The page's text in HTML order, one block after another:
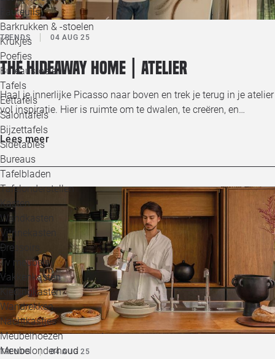
Fauteuils
Barkrukken & -stoelen
Krukjes
Poefjes
Bureaustoelen
Tafels
Eettafels
Salontafels
Bijzettafels
Sidetables
Bureaus
Tafelbladen
Tafelonderstellen
Kasten
Wandkasten
Vitrinekasten
Dressoirs
Tv meubels
Vakkenkasten
Kledingkasten
Wandrekken
Nachtkastjes
Meubelhoezen
Meubelonderhoud
TRENDS 04 AUG 25
The Hideaway home | Atelier
Haal je innerlijke Picasso naar boven en trek je terug in je atelier
vol inspiratie. Hier is ruimte om te dwalen, te creëren, en…
Lees meer
TRENDS 04 AUG 25